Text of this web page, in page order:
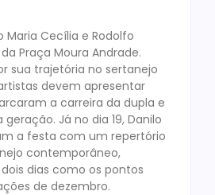
Maria Cecília e Rodolfo
Praça Moura Andrade.
sua trajetória no sertanejo
devem apresentar
a carreira da dupla e
Já no dia 19, Danilo
a festa com um repertório
contemporâneo,
dias como os pontos
de dezembro.